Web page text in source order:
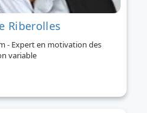
Riberolles
- Expert en motivation des
variable